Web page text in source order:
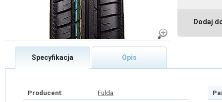
Dodaj
Specyfikacja Opis
Producent:
Fulda